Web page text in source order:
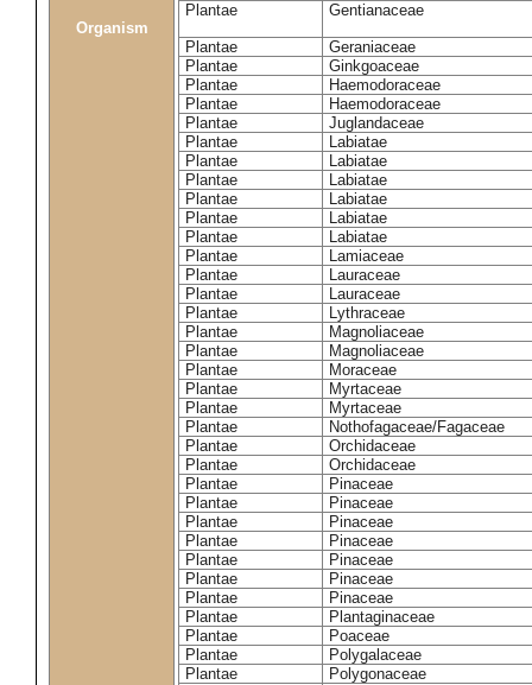
Organism
Plantae Gentianaceae
Plantae
Geraniaceae
Plantae
Ginkgoaceae
Plantae
Haemodoraceae
Plantae
Haemodoraceae
Plantae
Juglandaceae
Plantae
Labiatae
Plantae
Labiatae
Plantae
Labiatae
Plantae
Labiatae
Plantae
Labiatae
Plantae
Labiatae
Plantae
Lamiaceae
Plantae
Lauraceae
Plantae
Lauraceae
Plantae
Lythraceae
Plantae
Magnoliaceae
Plantae
Magnoliaceae
Plantae
Moraceae
Plantae
Myrtaceae
Plantae
Myrtaceae
Plantae
Nothofagaceae/Fagaceae
Plantae
Orchidaceae
Plantae
Orchidaceae
Plantae
Pinaceae
Plantae
Pinaceae
Plantae
Pinaceae
Plantae
Pinaceae
Plantae
Pinaceae
Plantae
Pinaceae
Plantae
Pinaceae
Plantae
Plantaginaceae
Plantae
Poaceae
Plantae
Polygalaceae
Plantae
Polygonaceae